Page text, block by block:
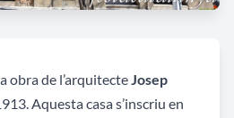
obra de l’arquitecteJosep
Aquesta casa s’inscriu en